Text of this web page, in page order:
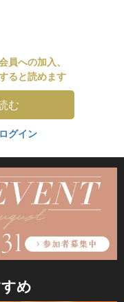
員への加入、
ると読めます
む
グイン
め